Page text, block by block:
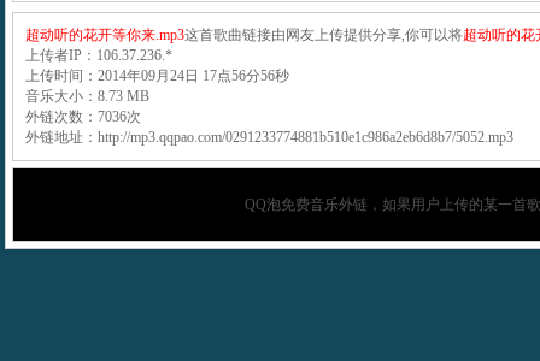
超动听的花开等你来.mp3这首歌曲链接由网友上传提供分享,你可以将超动听的花
上传者IP：106.37.236.*
上传时间：2014年09月24日 17点56分56秒
音乐大小：8.73 MB
外链次数：7036次
外链地址：http://mp3.qqpao.com/0291233774881b510e1c986a2eb6d8b7/5052.mp3
QQ泡免费音乐外链，如果用户上传的某一首